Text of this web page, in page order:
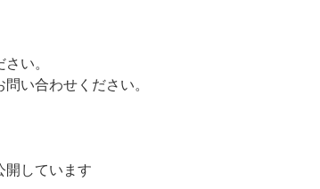
い。
い合わせください。
しています